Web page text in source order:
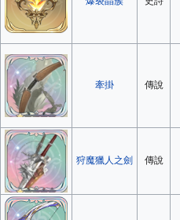
牽掛 傳說
狩魔獵人之劍 傳說